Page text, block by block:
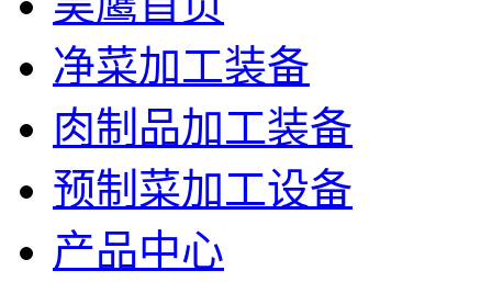
净菜加工装备
肉制品加工装备
预制菜加工设备
产品中心